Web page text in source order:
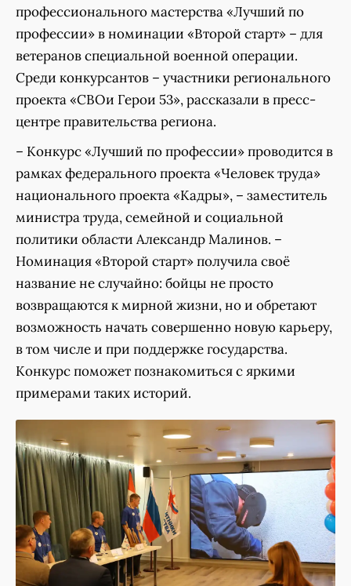
профессионального мастерства «Лучший по
профессии» в номинации «Второй старт» – для
ветеранов специальной военной операции.
Среди конкурсантов – участники регионального
проекта «СВОи Герои 53», рассказали в пресс-
центре правительства региона.
– Конкурс «Лучший по профессии» проводится в
рамках федерального проекта «Человек труда»
национального проекта «Кадры», – заместитель
министра труда, семейной и социальной
политики области Александр Малинов. –
Номинация «Второй старт» получила своё
название не случайно: бойцы не просто
возвращаются к мирной жизни, но и обретают
возможность начать совершенно новую карьеру,
в том числе и при поддержке государства.
Конкурс поможет познакомиться с яркими
примерами таких историй.